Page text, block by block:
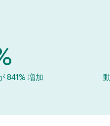
841% 増加